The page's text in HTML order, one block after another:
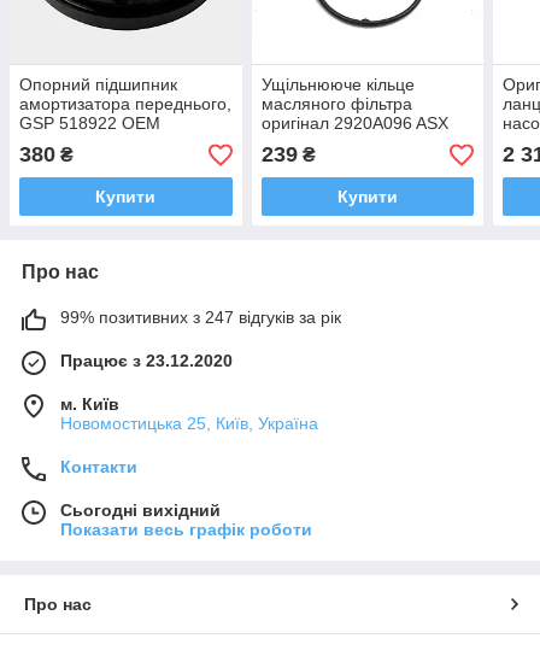
Опорний підшипник
амортизатора переднього,
GSP 518922 OEM
54325AX000 Qashqai J10,
X-Trail T31
380 ₴
Купити
Ущільнююче кільце
масляного фільтра
оригінал 2920A096 ASX
Лансер Аутлендер
239₴
Купити
2
Про нас
99% позитивних з 247 відгуків за рік
Працює з 23.12.2020
м. Київ
Новомостицька 25, Київ, Україна
Контакти
Сьогодні вихідний
Показати весь графік роботи
Про нас